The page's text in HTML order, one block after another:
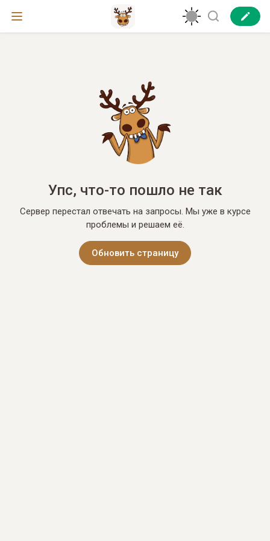
Упс, что-то пошло не так
Сервер перестал отвечать на запросы. Мы уже в курсе
проблемы и решаем её.
Обновить страницу